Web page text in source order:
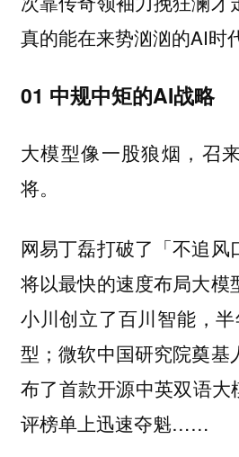
真的能在来势汹汹的AI时
01 中规中矩的AI战略
大模型像一股狼烟，召
将。
网易丁磊打破了「不追风
将以最快的速度布局大模
小川创立了百川智能，
型；微软中国研究院奠基
布了首款开源中英双语大
评榜单上迅速夺魁……